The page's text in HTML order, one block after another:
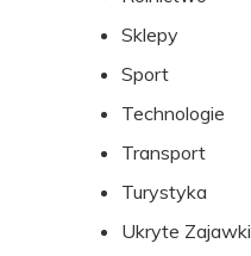
Sklepy
Sport
Technologie
Transport
Turystyka
Ukryte Zajawki